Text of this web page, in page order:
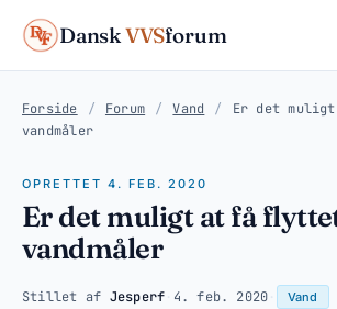
DanskVVSforum
Forside / Forum / Vand /
Er det
vandmåler
OPRETTET 4. FEB. 2020
Er det muligt at få
vandmåler
Stillet af Jesperf 4. feb. 2020 Vand